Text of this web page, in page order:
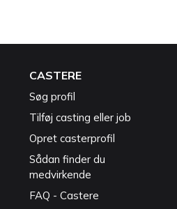
CASTERE
Søg profil
Tilføj casting eller job
Opret casterprofil
Sådan finder du
medvirkende
FAQ - Castere